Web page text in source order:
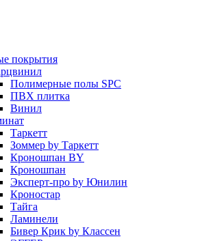
покрытия
Полимерные полы SPC
ПВХ плитка
Винил
Таркетт
Зоммер by Таркетт
Кроношпан BY
Кроношпан
Эксперт-про by Юнилин
Кроностар
Тайга
Ламинели
Бивер Крик by Классен